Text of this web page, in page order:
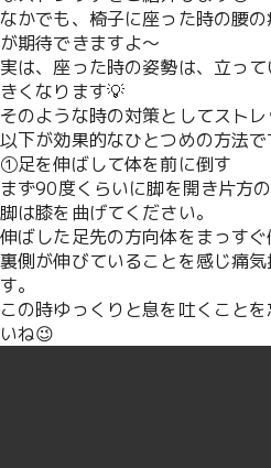
なかでも、椅子に座った時の腰
が期待できますよ〜
実は、座った時の姿勢は、立っ
きくなります💡
そのような時の対策としてスト
以下が効果的なひとつめの方法で
①足を伸ばして体を前に倒す
まず90度くらいに脚を開き片方
脚は膝を曲げてください。
伸ばした足先の方向体をまっす
裏側が伸びていることを感じ痛
す。
この時ゆっくりと息を吐くこと
いね😉